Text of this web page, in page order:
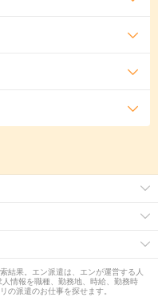
結果。エン派遣は、エンが運営する人
情報を職種、勤務地、時給、勤務時
の派遣のお仕事を探せます。